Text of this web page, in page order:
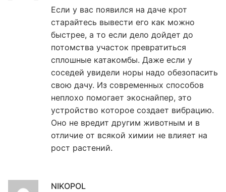
Если у вас появился на даче крот
старайтесь вывести его как можно
быстрее, а то если дело дойдет до
потомства участок превратиться
сплошные катакомбы. Даже если у
соседей увидели норы надо обезопасить
свою дачу. Из современных способов
неплохо помогает экоснайпер, это
устройство которое создает вибрацию.
Оно не вредит другим животным и в
отличие от всякой химии не влияет на
рост растений.
NIKOPOL